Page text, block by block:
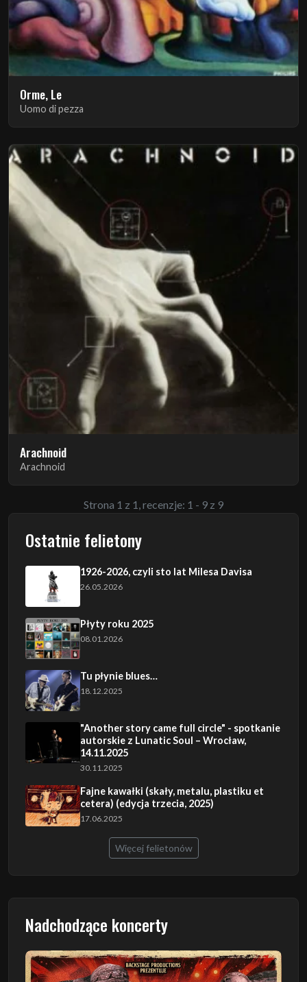
Orme, Le
Uomo di pezza
Arachnoid
Arachnoid
Strona 1 z 1, recenzje: 1 - 9 z 9
Ostatnie felietony
1926-2026, czyli sto lat Milesa Davisa
26.05.2026
Płyty roku 2025
08.01.2026
Tu płynie blues…
18.12.2025
"Another story came full circle" - spotkanie
autorskie z Lunatic Soul – Wrocław,
14.11.2025
30.11.2025
Fajne kawałki (skały, metalu, plastiku et
cetera) (edycja trzecia, 2025)
17.06.2025
Więcej felietonów
Nadchodzące koncerty